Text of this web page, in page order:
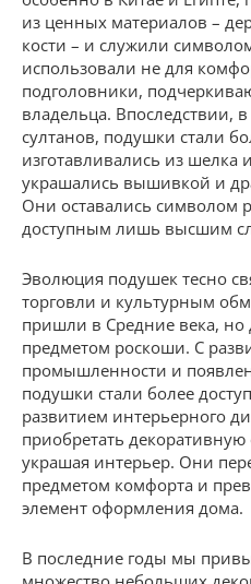
из ценных материалов –
кости – и служили
использовали не для
подголовники,
владельца. Впоследствии,
султанов, подушки стали
изготавливались из шелка
украшались вышивкой и
Они оставались символом
доступным лишь высшим
Эволюция подушек тесно
торговли и культурным
пришли в Средние века, но
предметом роскоши. С
промышленности и
подушки стали более
развитием интерьерного
приобретать
украшая интерьер. Они
предметом комфорта и
элемент оформления дома.
В последние годы мы